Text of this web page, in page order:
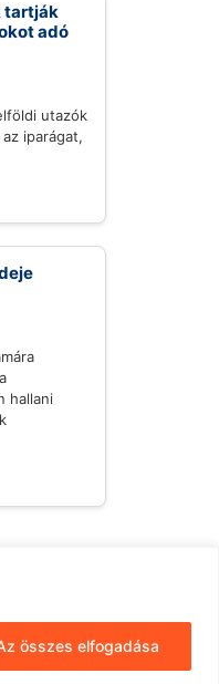
összes elfogadása
tartják
adó
utazók
iparágat,
hallani